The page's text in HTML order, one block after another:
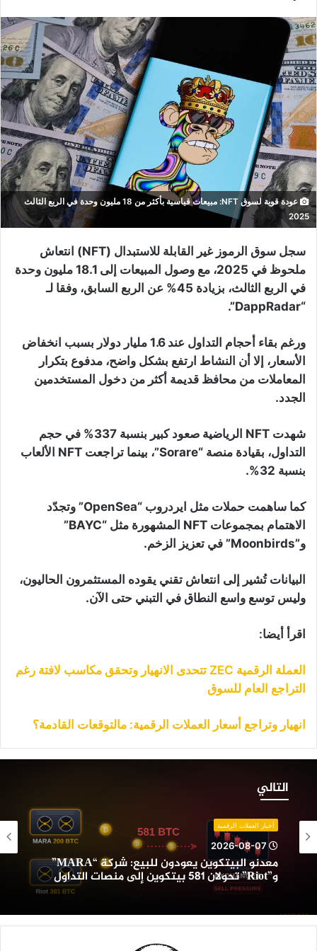
عودة قوية لسوق NFT: مبيعات قياسية بأكثر من 18 مليون وحدة في الربع الثالث
2025
سجل سوق الرموز غير القابلة للاستبدال (NFT) انتعاش
ملحوظ في 2025، مع وصول المبيعات إلى 18.1 مليون وحدة
في الربع الثالث، بزيادة 45% عن الربع السابق، وفقا لـ
“DappRadar”.
ورغم بقاء أحجام التداول عند 1.6 مليار دولار بسبب انخفاض
الأسعار، إلا أن النشاط ارتفع بشكل واضح، مدفوع بتكرار
المعاملات من محافظ قديمة أكثر من دخول المستخدمين
الجدد.
شهدت NFT الرياضية صعود كبير بنسبة 337% في حجم
التداول، بقيادة منصة “Sorare”، بينما تراجعت NFT الألعاب
بنسبة 32%.
كما ساهمت حملات مثل ايردروب “OpenSea” وتجدّد
الاهتمام بمجموعات NFT المشهورة مثل “BAYC”
و”Moonbirds” في تعزيز الزخم.
البيانات تُشير إلى انتعاش تقني يقوده المستثمرون الحاليون،
وليس توسع واسع النطاق في التبني حتى الآن.
اقرأ أيضا:
العملة الرقمية ZEC تتحدى الانهيار وتحقق مكاسب لافتة رغم
التراجع العام للسوق
انهيار وتراجع أسعار العملات الرقمية: مالتوقعات القادمة؟
التاليالبيتكوين
شركة
إلى
منصات
أخبار العملات الرقمية
2026-08-07
معدنو البيتكوين يعودون للبيع: شركة “MARA”
و”Riot” تحولان 581 بيتكوين إلى منصات التداول